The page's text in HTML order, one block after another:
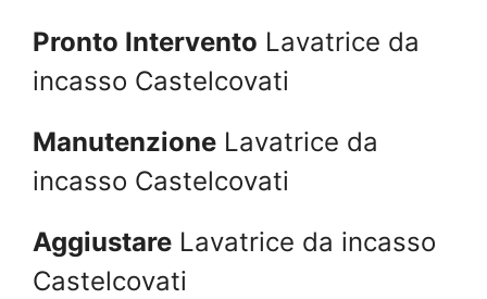
Pronto Intervento Lavatrice da
incasso Castelcovati
Manutenzione Lavatrice da
incasso Castelcovati
Aggiustare Lavatrice da incasso
Castelcovati